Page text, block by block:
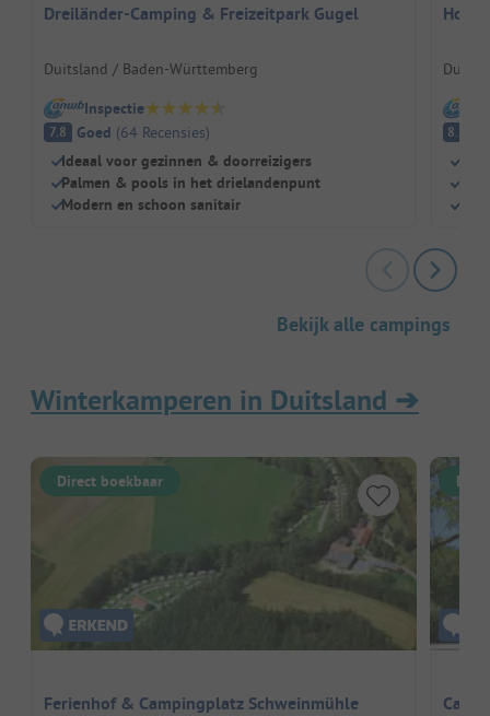
Dreiländer-Camping & Freizeitpark Gugel
Duitsland / Baden-Württemberg
Inspectie
7.8 Goed (64 Recensies)
Ideaal voor gezinnen & doorreizigers
Palmen & pools in het drielandenpunt
Modern en schoon sanitair
8.1
Bekijk alle campings
Winterkamperen in Duitsland ➔
Direct boekbaar
Ferienhof & Campingplatz Schweinmühle